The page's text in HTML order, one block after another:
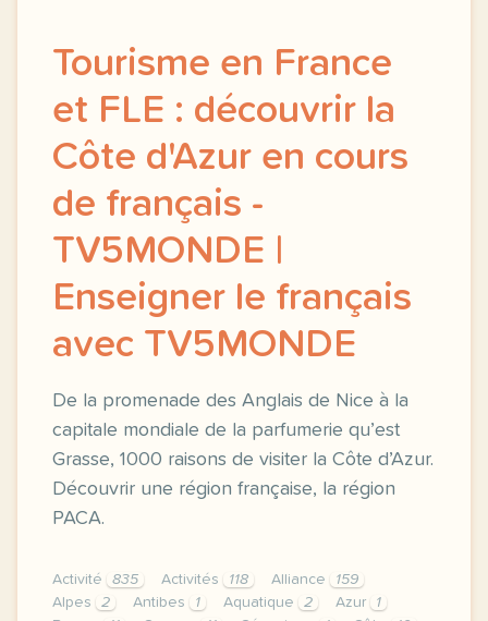
Tourisme en France
et FLE : découvrir la
Côte d'Azur en cours
de français -
TV5MONDE |
Enseigner le français
avec TV5MONDE
De la promenade des Anglais de Nice à la
capitale mondiale de la parfumerie qu’est
Grasse, 1000 raisons de visiter la Côte d’Azur.
Découvrir une région française, la région
PACA.
Activité 835 Activités 118 Alliance
159
Alpes
2 Antibes 1 Aquatique 2 Azur
1